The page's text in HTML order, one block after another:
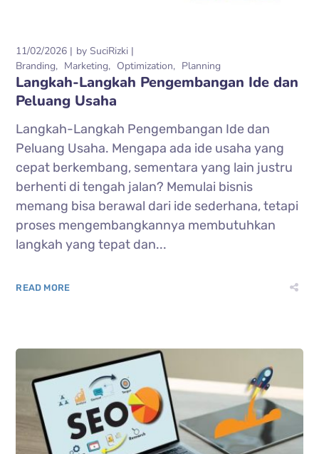
11/02/2026 bySuciRizki
Branding
Marketing Optimization Planning
Langkah-Langkah Pengembangan Ide dan
Peluang Usaha
Langkah-Langkah Pengembangan Ide dan
Peluang Usaha. Mengapa ada ide usaha yang
cepat berkembang, sementara yang lain justru
berhenti di tengah jalan? Memulai bisnis
memang bisa berawal dari ide sederhana, tetapi
proses mengembangkannya membutuhkan
langkah yang tepat dan...
READ MORE